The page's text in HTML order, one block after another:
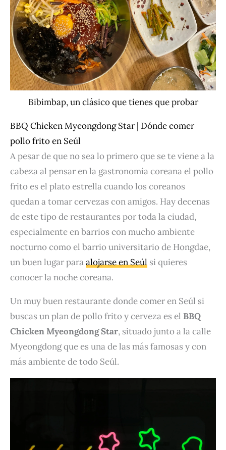
Bibimbap, un clásico que tienes que probar
BBQ Chicken Myeongdong Star | Dónde comer
pollo frito en Seúl
A pesar de que no sea lo primero que se te viene a la
cabeza al pensar en la gastronomía coreana el pollo
frito es el plato estrella cuando los coreanos
quedan a tomar cervezas con amigos. Hay decenas
de este tipo de restaurantes por toda la ciudad,
especialmente en barrios con mucho ambiente
nocturno como el barrio universitario de Hongdae,
un buen lugar paraalojarse en Seúl si quieres
conocer la noche coreana.
Un muy buen restaurante donde comer en Seúl si
buscas un plan de pollo frito y cerveza es el BBQ
Chicken Myeongdong Star, situado junto a la calle
Myeongdong que es una de las más famosas y con
más ambiente de todo Seúl.